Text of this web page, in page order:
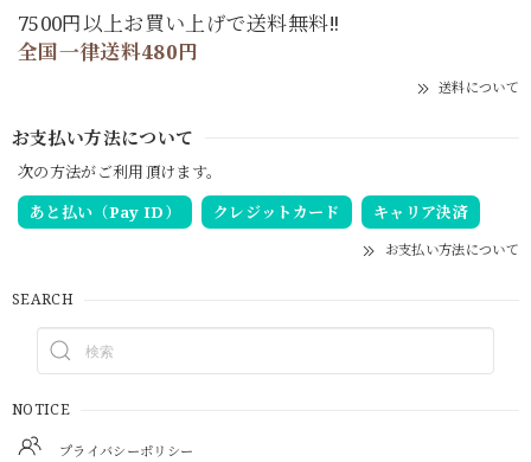
7500円以上お買い上げで送料無料‼
全国一律送料480円
送料について
お支払い方法について
次の方法がご利用頂けます。
あと払い（Pay ID）
クレジットカード キャリア決済
お支払い方法について
SEARCH
NOTICE
プライバシーポリシー